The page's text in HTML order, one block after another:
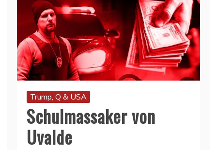
Trump, Q & USA
Schulmassaker von
Uvalde